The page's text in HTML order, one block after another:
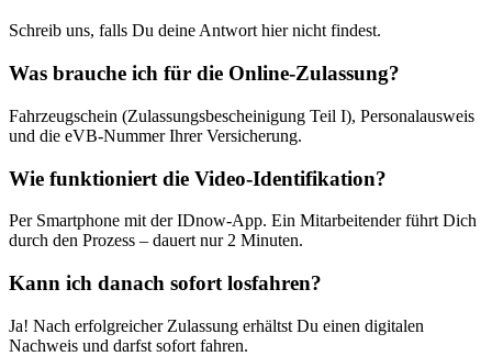
Schreib uns, falls Du deine Antwort hier nicht findest.
Was brauche ich für die Online-Zulassung?
Fahrzeugschein (Zulassungsbescheinigung Teil I), Personalausweis
und die eVB-Nummer Ihrer Versicherung.
Wie funktioniert die Video-Identifikation?
Per Smartphone mit der IDnow-App. Ein Mitarbeitender führt Dich
durch den Prozess – dauert nur 2 Minuten.
Kann ich danach sofort losfahren?
Ja! Nach erfolgreicher Zulassung erhältst Du einen digitalen
Nachweis und darfst sofort fahren.